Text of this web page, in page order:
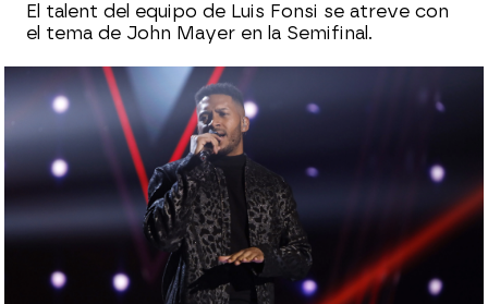
El talent del equipo de Luis Fonsi se atreve con
el tema de John Mayer en la Semifinal.
Vota por tu ganador de 'La Voz 2022'
Jennifer Álvarez
Madrid